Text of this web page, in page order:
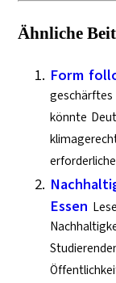
Ähnliche
Form
könnte
Essen